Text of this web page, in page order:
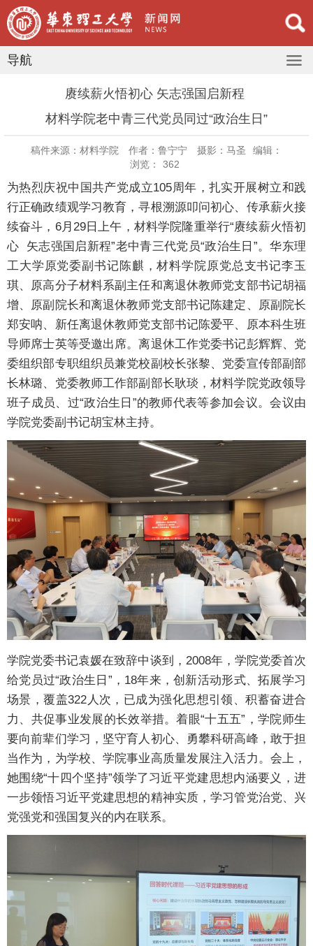
导航
赓续薪火悟初心 矢志强国启新程 ​
材料学院老中青三代党员同过“政治生日”
稿件来源：材料学院 作者：鲁宁宁 摄影：马圣
编辑：
浏览：
362
为热烈庆祝中国共产党成立105周年，扎实开展树立和践
行正确政绩观学习教育，寻根溯源叩问初心、传承薪火接
续奋斗，6月29日上午，材料学院隆重举行“赓续薪火悟初
心 矢志强国启新程”老中青三代党员“政治生日”。华东理
工大学原党委副书记陈麒，材料学院原党总支书记李玉
琪、原高分子材料系副主任和离退休教师党支部书记胡福
增、原副院长和离退休教师党支部书记陈建定、原副院长
郑安呐、新任离退休教师党支部书记陈爱平、原本科生班
导师席士英等受邀出席。离退休工作党委书记彭辉辉、党
委组织部专职组织员兼党校副校长张黎、党委宣传部副部
长林璐、党委教师工作部副部长耿琰，材料学院党政领导
班子成员、过“政治生日”的教师代表等参加会议。会议由
学院党委副书记胡宝林主持。
学院党委书记袁媛在致辞中谈到，2008年，学院党委首次
给党员过“政治生日”，18年来，创新活动形式、拓展学习
场景，覆盖322人次，已成为强化思想引领、积蓄奋进合
力、共促事业发展的长效举措。着眼“十五五”，学院师生
要向前辈们学习，坚守育人初心、勇攀科研高峰，敢于担
当作为，为学校、学院事业高质量发展注入活力。会上，
她围绕“十四个坚持”领学了习近平党建思想内涵要义，进
一步领悟习近平党建思想的精神实质，学习管党治党、兴
党强党和强国复兴的内在联系。